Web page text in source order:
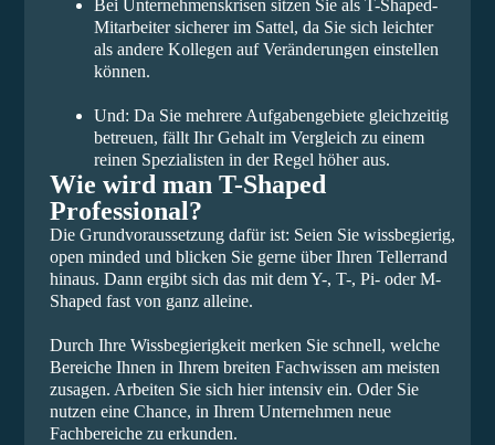
Bei Unternehmenskrisen sitzen Sie als T-Shaped-
Mitarbeiter sicherer im Sattel, da Sie sich leichter
als andere Kollegen auf Veränderungen einstellen
können.
Und: Da Sie mehrere Aufgabengebiete gleichzeitig
betreuen, fällt Ihr Gehalt im Vergleich zu einem
reinen Spezialisten in der Regel höher aus.
Wie wird man T-Shaped
Professional?
Die Grundvoraussetzung dafür ist: Seien Sie wissbegierig,
open minded und blicken Sie gerne über Ihren Tellerrand
hinaus. Dann ergibt sich das mit dem Y-, T-, Pi- oder M-
Shaped fast von ganz alleine.
Durch Ihre Wissbegierigkeit merken Sie schnell, welche
Bereiche Ihnen in Ihrem breiten Fachwissen am meisten
zusagen. Arbeiten Sie sich hier intensiv ein. Oder Sie
nutzen eine Chance, in Ihrem Unternehmen neue
Fachbereiche zu erkunden.